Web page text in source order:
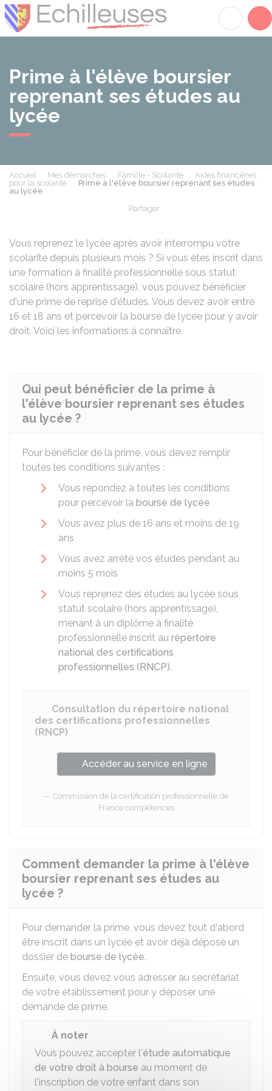
Prime à l'élève boursier
reprenant ses études au
lycée
Accueil Mes démarches Famille - Scolarité
Aides financières
pour la scolarité
Prime à l'élève boursier reprenant ses études
au lycée
Partager
Vous reprenez le lycée après avoir interrompu votre
scolarité depuis plusieurs mois ? Si vous êtes inscrit dans
une formation à finalité professionnelle sous statut
scolaire (hors apprentissage), vous pouvez bénéficier
d'une prime de reprise d'études. Vous devez avoir entre
16 et 18 ans et percevoir la bourse de lycée pour y avoir
droit. Voici les informations à connaître.
Qui peut bénéficier de la prime à
l'élève boursier reprenant ses études
au lycée ?
Pour bénéficier de la prime, vous devez remplir
toutes les conditions suivantes :
Vous répondez à toutes les conditions
pour percevoir la bourse de lycée
Vous avez plus de 16 ans et moins de 19
ans
Vous avez arrêté vos études pendant au
moins 5 mois
Vous reprenez des études au lycée sous
statut scolaire (hors apprentissage),
menant à un diplôme à finalité
professionnelle inscrit au répertoire
national des certifications
professionnelles (RNCP).
Consultation du répertoire national
des certifications professionnelles
(RNCP)
Accéder au service en ligne
Commission de la certification professionnelle de
France compétences
Comment demander la prime à l'élève
boursier reprenant ses études au
lycée ?
Pour demander la prime, vous devez tout d'abord
être inscrit dans un lycée et avoir déjà déposé un
dossier de bourse de lycée.
Ensuite, vous devez vous adresser au secrétariat
de votre établissement pour y déposer une
demande de prime.
À noter
Vous pouvez accepter l'étude automatique
de votre droit à bourse au moment de
l'inscription de votre enfant dans son